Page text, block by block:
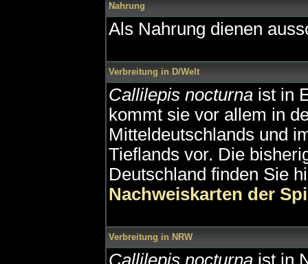
Nahrung
Als Nahrung dienen
Verbreitung in D/Welt
Callilepis nocturna ist in
kommt sie vor allem in
Mitteldeutschlands und
Tieflands vor. Die
Deutschland finden Sie
Nachweiskarten der
Verbreitung in NRW
Callilepis nocturna ist in